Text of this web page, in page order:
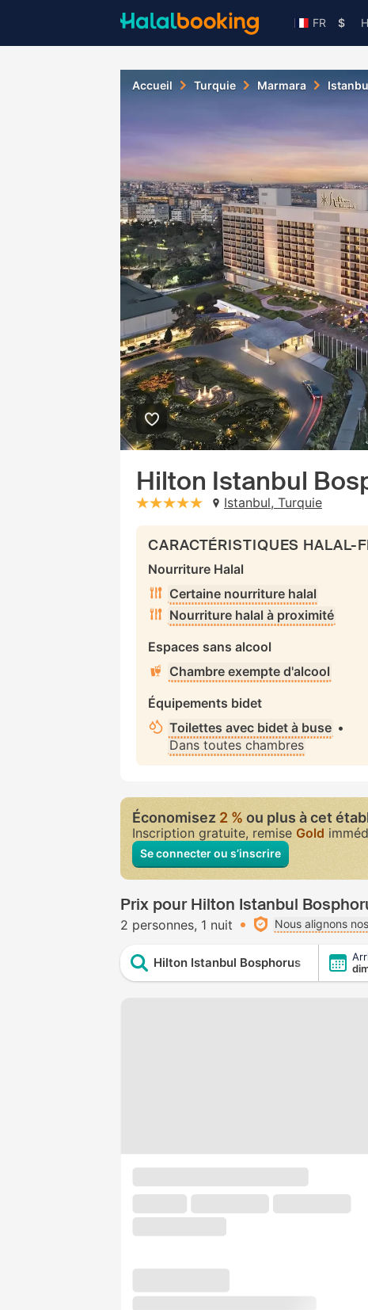
FR $
Accueil Turquie Marmara
Hilton Istanbul
stars: 5Istanbul, Turquie
CARACTÉRISTIQUES HALAL-
Nourriture Halal
Certaine nourriture halal
Nourriture halal à proximité
Espaces sans alcool
Chambre exempte d'alcool
Équipements bidet
Toilettes avec bidet à buse •
Dans toutes chambres
Économisez2 %ou plus à cet
Inscription gratuite, remiseGold
Se connecter ou s’inscrire
Prix pour Hilton Istanbul
2 personnes 1 nuit Nous alignons
Hilton Istanbul Bosphorus